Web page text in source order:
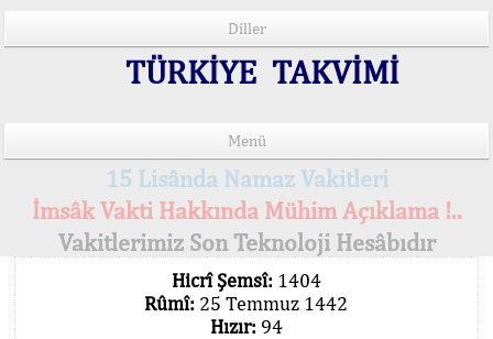
Diller
TÜRKİYE TAKVİMİ
Menü
15 Lisânda Namaz Vakitleri
İmsâk Vakti Hakkında Mühim Açıklama !..
Vakitlerimiz Son Teknoloji Hesâbıdır
Hicrî Şemsî: 1404
Rûmî: 25 Temmuz 1442
Hızır: 94